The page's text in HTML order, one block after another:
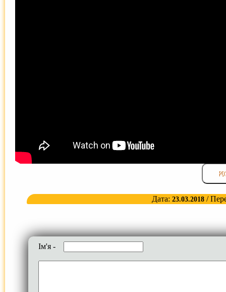
Дата: 23.03.2018 /
Iм'я -